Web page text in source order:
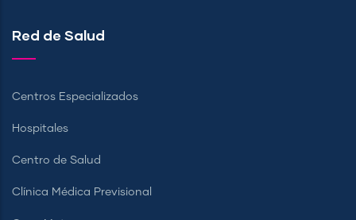
Red de Salud
Centros Especializados
Hospitales
Centro de Salud
Clínica Médica Previsional